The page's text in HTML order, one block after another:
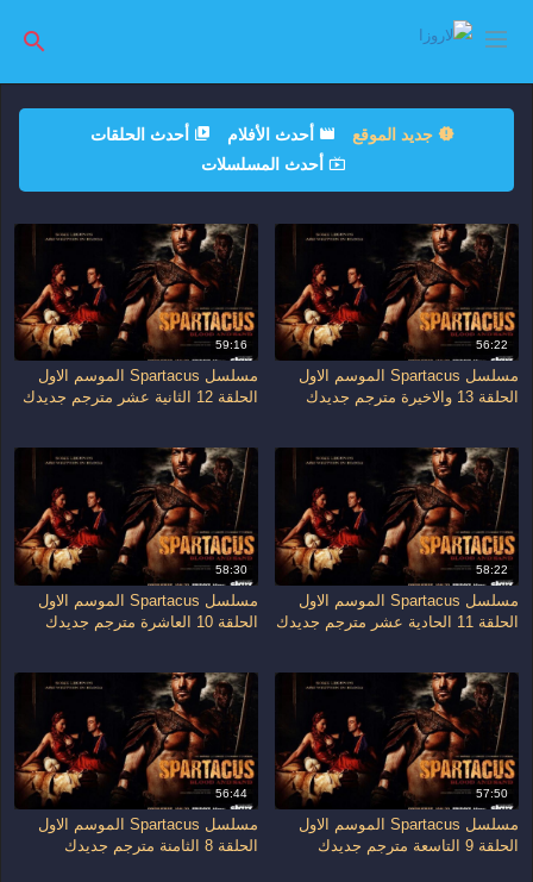
جديد الموقع أحدث الأفلام
أحدث الحلقات
أحدث المسلسلات
56:22
مسلسل Spartacus الموسم الاول
الحلقة 13 والاخيرة مترجم جديدك
59:16
مسلسل Spartacus الموسم الاول
الحلقة 12 الثانية عشر مترجم جديدك
58:22
مسلسل Spartacus الموسم الاول
الحلقة 11 الحادية عشر مترجم جديدك
58:30
مسلسل Spartacus الموسم الاول
الحلقة 10 العاشرة مترجم جديدك
57:50
مسلسل Spartacus الموسم الاول
الحلقة 9 التاسعة مترجم جديدك
56:44
مسلسل Spartacus الموسم الاول
الحلقة 8 الثامنة مترجم جديدك